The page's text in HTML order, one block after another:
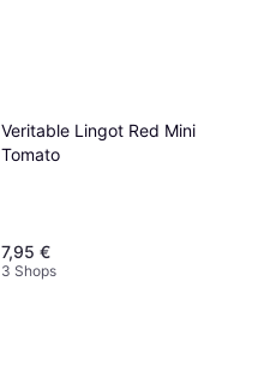
Veritable Lingot Red Mini
Tomato
7,95 €
3 Shops